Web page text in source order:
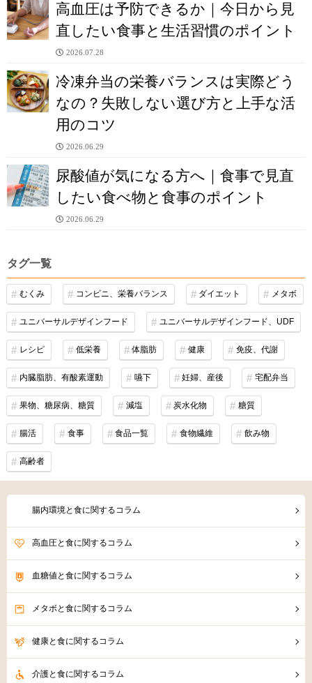
高血圧は予防できるか｜今日から見
直したい食事と生活習慣のポイント
2026.07.28
冷凍弁当の栄養バランスは実際どう
なの？失敗しない選び方と上手な活
用のコツ
2026.06.29
尿酸値が気になる方へ｜食事で見直
したい食べ物と食事のポイント
2026.06.29
タグ一覧
むくみ コンビニ、栄養バランス ダイエット メタボ
ユニバーサルデザインフード ユニバーサルデザインフード、UDF
レシピ 低栄養 体脂肪 健康 免疫、代謝
内臓脂肪、有酸素運動 嚥下 妊婦、産後 宅配弁当
果物、糖尿病、糖質 減塩 炭水化物 糖質
腸活 食事 食品一覧 食物繊維 飲み物
高齢者
腸内環境と食に関するコラム
高血圧と食に関するコラム
血糖値と食に関するコラム
メタボと食に関するコラム
健康と食に関するコラム
介護と食に関するコラム